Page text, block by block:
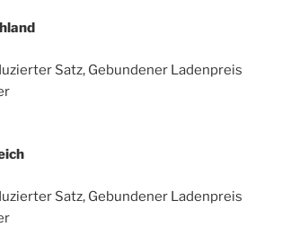
Satz, Gebundener Ladenpreis
Satz, Gebundener Ladenpreis